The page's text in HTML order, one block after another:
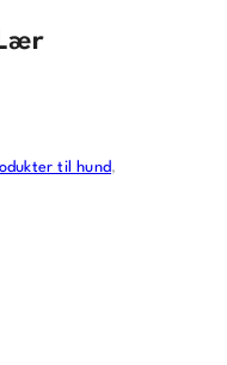
til hund